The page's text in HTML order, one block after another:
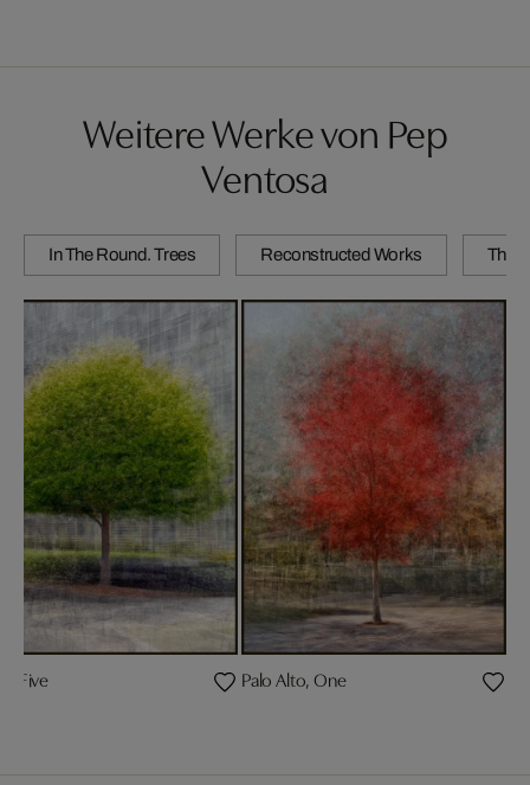
Weitere Werke von Pep
Ventosa
In The Round. Trees Reconstructed Works The
Five Palo Alto, One